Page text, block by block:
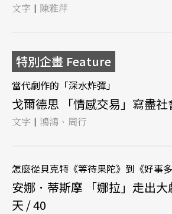
文字 | 陳雅萍
特別企畫 Feature
當代劇作的「深水炸彈」
戈爾德思 「情感交易」寫盡社
文字 | 鴻鴻、周行
怎麼從貝克特《等待果陀》到《好事
安娜．蒂斯摩 「娜拉」走出
天 / 40